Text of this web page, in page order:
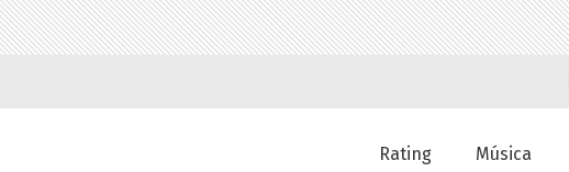
Rating Música